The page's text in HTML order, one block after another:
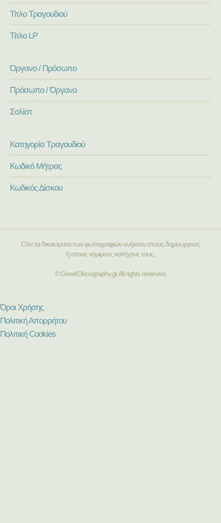
Τίτλο Τραγουδιού
Τίτλο LP
Όργανο / Πρόσωπο
Πρόσωπο / Όργανο
Σολίστ
Κατηγορία Τραγουδιού
Κωδικό Μήτρας
Κωδικός Δίσκου
Όλα τα δικαιώματα των φωτογραφιών ανήκουν στους δημιουργούς
ή στους νόμιμους κατόχους τους.
© GreekDiscography.gr All rights reserved.
Όροι Χρήσης
Πολιτική Απορρήτου
Πολιτική Cookies